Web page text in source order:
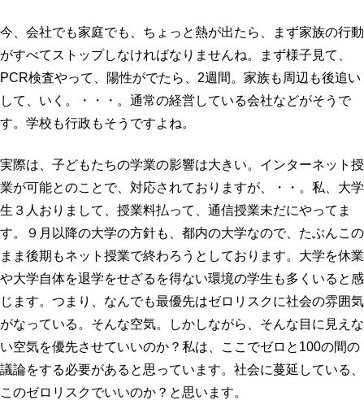
今、会社でも家庭でも、ちょっと熱が出たら、まず家族の行動
がすべてストップしなければなりませんね。まず様子見て、
PCR検査やって、陽性がでたら、2週間。家族も周辺も後追い
して、いく。・・・。通常の経営している会社などがそうで
す。学校も行政もそうですよね。
実際は、子どもたちの学業の影響は大きい。インターネット授
業が可能とのことで、対応されておりますが、・・。私、大学
生３人おりまして、授業料払って、通信授業未だにやってま
す。９月以降の大学の方針も、都内の大学なので、たぶんこの
まま後期もネット授業で終わろうとしております。大学を休業
や大学自体を退学をせざるを得ない環境の学生も多くいると感
じます。つまり、なんでも最優先はゼロリスクに社会の雰囲気
がなっている。そんな空気。しかしながら、そんな目に見えな
い空気を優先させていいのか？私は、ここでゼロと100の間の
議論をする必要があると思っています。社会に蔓延している、
このゼロリスクでいいのか？と思います。